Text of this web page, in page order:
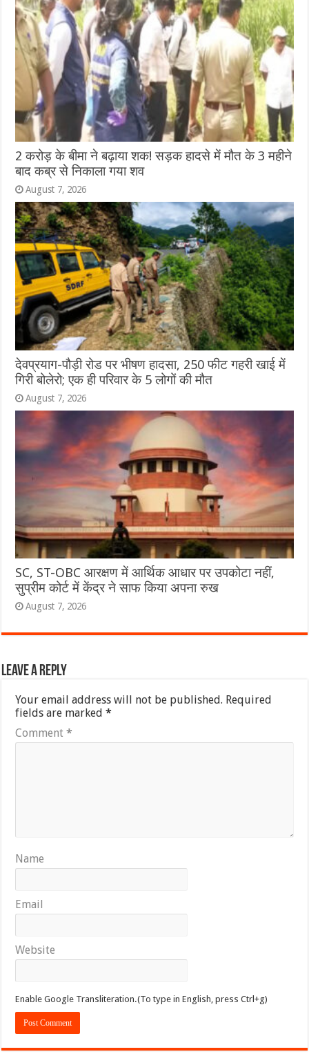
2 करोड़ के बीमा ने बढ़ाया शक! सड़क हादसे में मौत के 3 महीने
बाद कब्र से निकाला गया शव
August 7, 2026
देवप्रयाग-पौड़ी रोड पर भीषण हादसा, 250 फीट गहरी खाई में
गिरी बोलेरो; एक ही परिवार के 5 लोगों की मौत
August 7, 2026
SC, ST-OBC आरक्षण में आर्थिक आधार पर उपकोटा नहीं,
सुप्रीम कोर्ट में केंद्र ने साफ किया अपना रुख
August 7, 2026
Leave a Reply
Your email address will not be published. Required
fields are marked*
Comment*
Name
Email
Website
Enable Google Transliteration.(To type in English, press Ctrl+g)